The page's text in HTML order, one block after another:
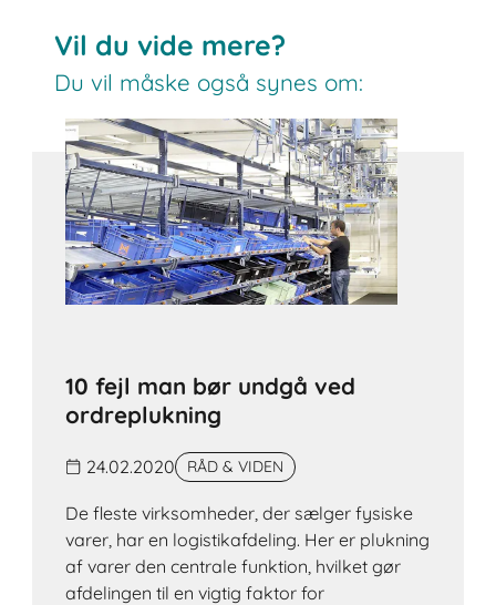
Vil du vide mere?
Du vil måske også synes om:
10 fejl man bør undgå ved
ordreplukning
24.02.2020 RÅD & VIDEN
De fleste virksomheder, der sælger fysiske
varer, har en logistikafdeling. Her er plukning
af varer den centrale funktion, hvilket gør
afdelingen til en vigtig faktor for